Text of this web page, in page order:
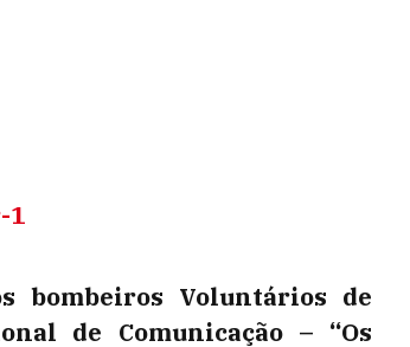
bombeiros Voluntários de
de Comunicação – “Os